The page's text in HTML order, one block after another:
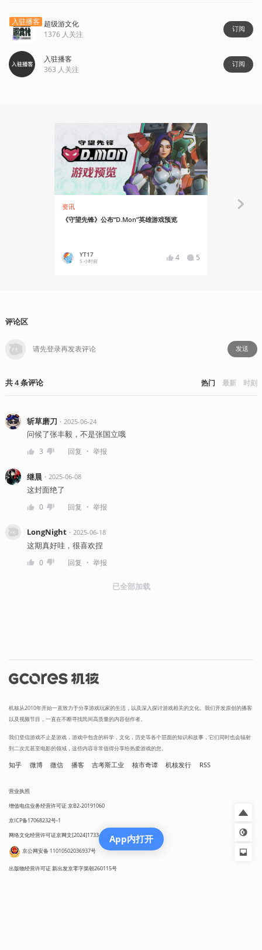
入驻播客
超级游文化
1376 人关注
订阅
入驻播客
363 人关注
订阅
资讯
《守望先锋》公布“D.Mon”英雄游戏预览
YT17
5 小时前 4 5
Gadio Life
评论区
发送
共4条评论 热门 最新 时刻
斩草磨刀 ・ 2025-06-24
问候了张丰毅，不是张国立哦
3 回复 ・ 举报
继晨・ 2025-06-08
这封面绝了
0 回复 ・ 举报
LongNight・ 2025-06-18
这期真好哇，很喜欢捏
0 回复 ・ 举报
已全部加载
机核从2010年开始一直致力于分享游戏玩家的生活，以及深入探讨游戏相关的文化。我们开发原创的播客
以及视频节目，一直在不断寻找民间高质量的内容创作者。
我们坚信游戏不止是游戏，游戏中包含的科学，文化，历史等各个层面的知识和故事，它们同时也会辐射
到二次元甚至电影的领域，这些内容非常值得分享给热爱游戏的您。
知乎 微博 微信 播客 吉考斯工业 核市奇谭 机核发行 RSS
营业执照
增值电信业务经营许可证 京B2-20191060
京ICP备17068232号-1
网络文化经营许可证京网文[2024]1733-082号
京公网安备 11010502036937号
出版物经营许可证 新出发京零字第朝260115号
App内打开